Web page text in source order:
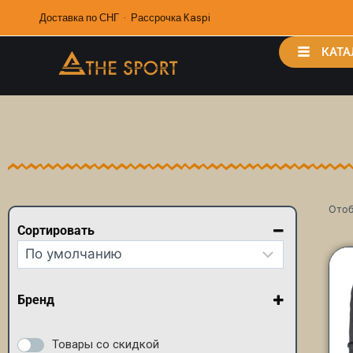
Доставка по СНГ · Рассрочка Kaspi
Сортировать
Сортировка товаров
Бренд
Madwave
Товары со скидкой